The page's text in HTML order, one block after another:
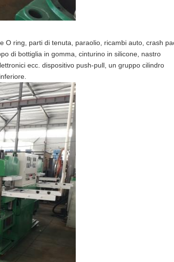
O ring, parti di tenuta, paraolio, ricambi auto, crash
di bottiglia in gomma, cinturino in silicone, nastro
ecc. dispositivo push-pull, un gruppo cilindro